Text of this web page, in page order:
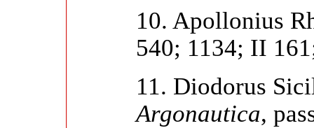
10. Apollonius
540; 1134; II
11. Diodorus
Argonautica,